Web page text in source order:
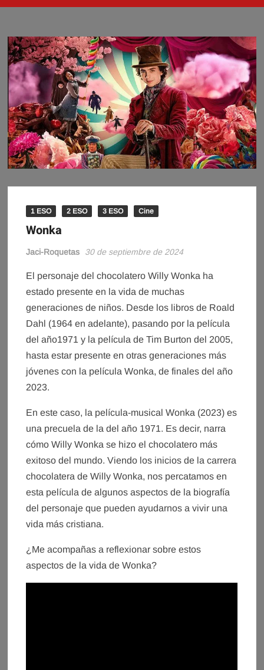
1 ESO 2 ESO 3 ESO Cine
Wonka
Jaci-Roquetas 30 de septiembre de 2024
El personaje del chocolatero Willy Wonka ha
estado presente en la vida de muchas
generaciones de niños. Desde los libros de Roald
Dahl (1964 en adelante), pasando por la película
del año1971 y la película de Tim Burton del 2005,
hasta estar presente en otras generaciones más
jóvenes con la película Wonka, de finales del año
2023.
En este caso, la película-musical Wonka (2023) es
una precuela de la del año 1971. Es decir, narra
cómo Willy Wonka se hizo el chocolatero más
exitoso del mundo. Viendo los inicios de la carrera
chocolatera de Willy Wonka, nos percatamos en
esta película de algunos aspectos de la biografía
del personaje que pueden ayudarnos a vivir una
vida más cristiana.
¿Me acompañas a reflexionar sobre estos
aspectos de la vida de Wonka?